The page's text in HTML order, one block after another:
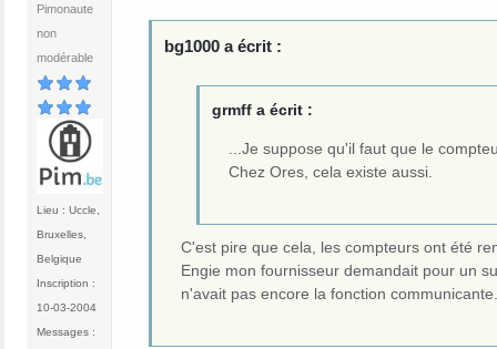
Pimonaute
non
modérable
Lieu : Uccle,
Bruxelles,
Belgique
Inscription :
10-03-2004
Messages :
bg1000 a écrit :
grmff a écrit :
...Je suppose qu'il faut que le
Chez Ores, cela existe aussi.
C'est pire que cela, les compteurs ont été
Engie mon fournisseur demandait pour un
n'avait pas encore la fonction